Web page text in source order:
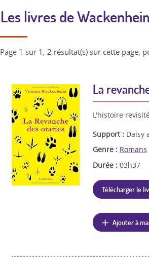
Les livres de
Page 1 sur 1, 2 résultat(s) sur cette page,
La
L'histoire
Support : Daisy
Genre : Romans
Durée : 03h37
Télécharger le
Ajouter à